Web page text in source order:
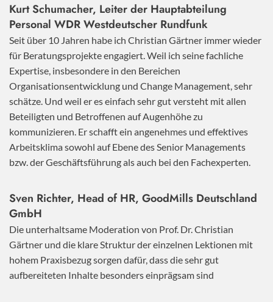
Kurt Schumacher, Leiter der Hauptabteilung
Personal WDR Westdeutscher Rundfunk
Seit über 10 Jahren habe ich Christian Gärtner immer wieder
für Beratungsprojekte engagiert. Weil ich seine fachliche
Expertise, insbesondere in den Bereichen
Organisationsentwicklung und Change Management, sehr
schätze. Und weil er es einfach sehr gut versteht mit allen
Beteiligten und Betroffenen auf Augenhöhe zu
kommunizieren. Er schafft ein angenehmes und effektives
Arbeitsklima sowohl auf Ebene des Senior Managements
bzw. der Geschäftsführung als auch bei den Fachexperten.
Sven Richter, Head of HR, GoodMills Deutschland
GmbH
Die unterhaltsame Moderation von Prof. Dr. Christian
Gärtner und die klare Struktur der einzelnen Lektionen mit
hohem Praxisbezug sorgen dafür, dass die sehr gut
aufbereiteten Inhalte besonders einprägsam sind